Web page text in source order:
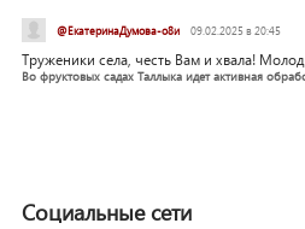
@ЕкатеринаДумова-о8и 09.02.2025 в 20:45
Труженики села, честь Вам и хвала!
Во фруктовых садах Таллыка идет активная
Социальные сети